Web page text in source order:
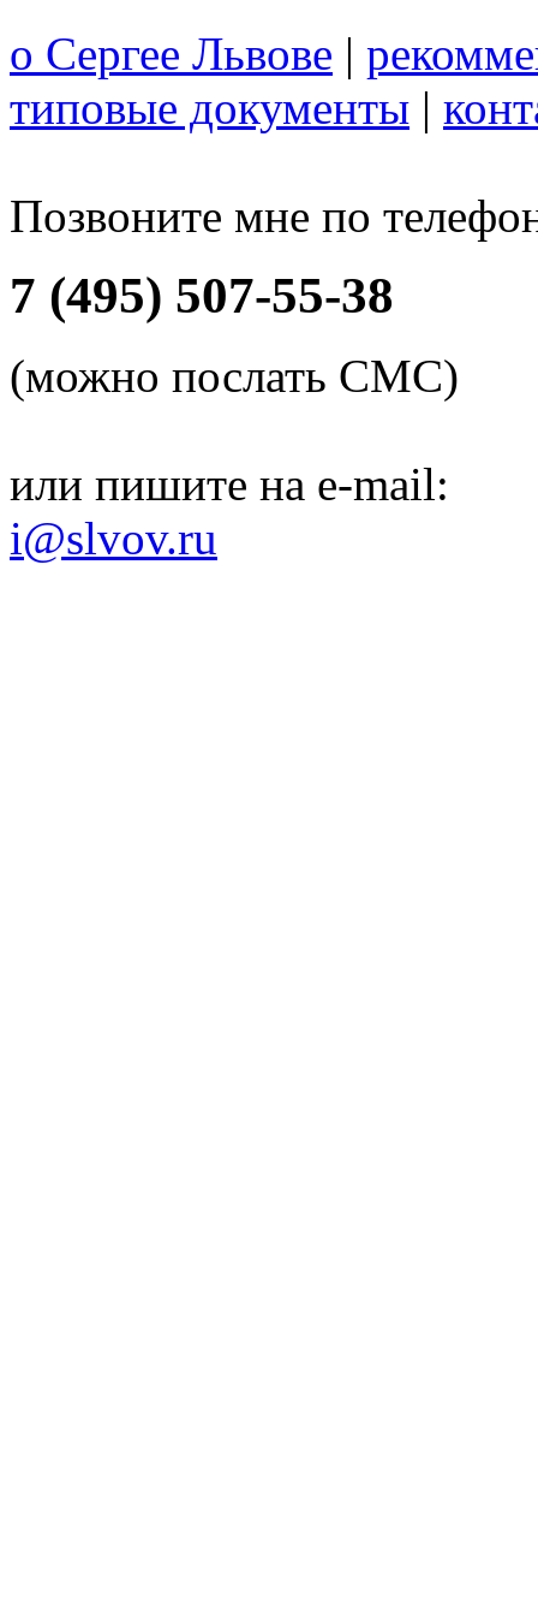
о Сергее Львове |
типовые документы |
Позвоните мне по
7 (495) 507-55-38
(можно послать СМС)
или пишите на e-mail:
i@slvov.ru